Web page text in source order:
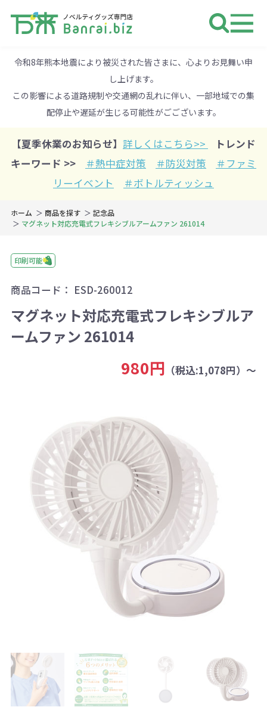
令和8年熊本地震により被災された皆さまに、心よりお見舞い申
し上げます。
この影響による道路規制や交通網の乱れに伴い、一部地域での集
配停止や遅延が生じる可能性がごございます。
【夏季休業のお知らせ】 詳しくはこちら>>
トレンド
キーワード >>
＃熱中症対策 ＃防災対策
＃ファミ
リーイベント
＃ボトルティッシュ
ホーム 商品を探す
記念品
マグネット対応充電式フレキシブルアームファン 261014
印刷可能
商品コード： ESD-260012
マグネット対応充電式フレキシブルア
ームファン 261014
980円 （税込:1,078円）～